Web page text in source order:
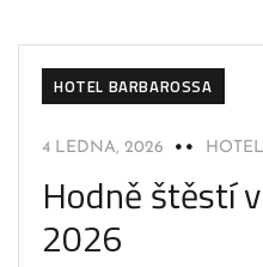
HOTEL BARBAROSSA
4 LEDNA, 2026
Hodně štěstí
2026